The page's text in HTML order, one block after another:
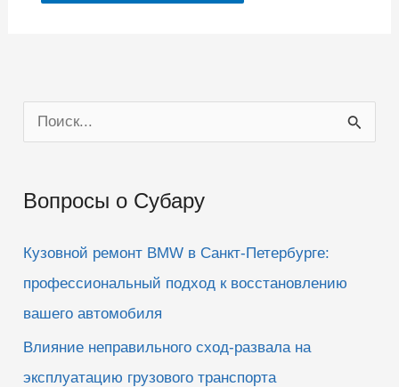
о
с
Вопросы о Субару
Кузовной ремонт BMW в Санкт-Петербурге:
профессиональный подход к восстановлению
вашего автомобиля
Влияние неправильного сход-развала на
эксплуатацию грузового транспорта